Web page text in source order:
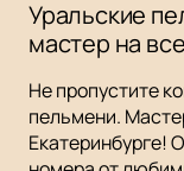
Уральские
мастер на
Не пропустите
пельмени.
Екатеринбурге!